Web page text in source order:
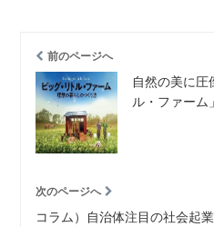
前のページへ
自然の美に圧
ル・ファーム」
次のページへ
コラム）自治体注目の社会起